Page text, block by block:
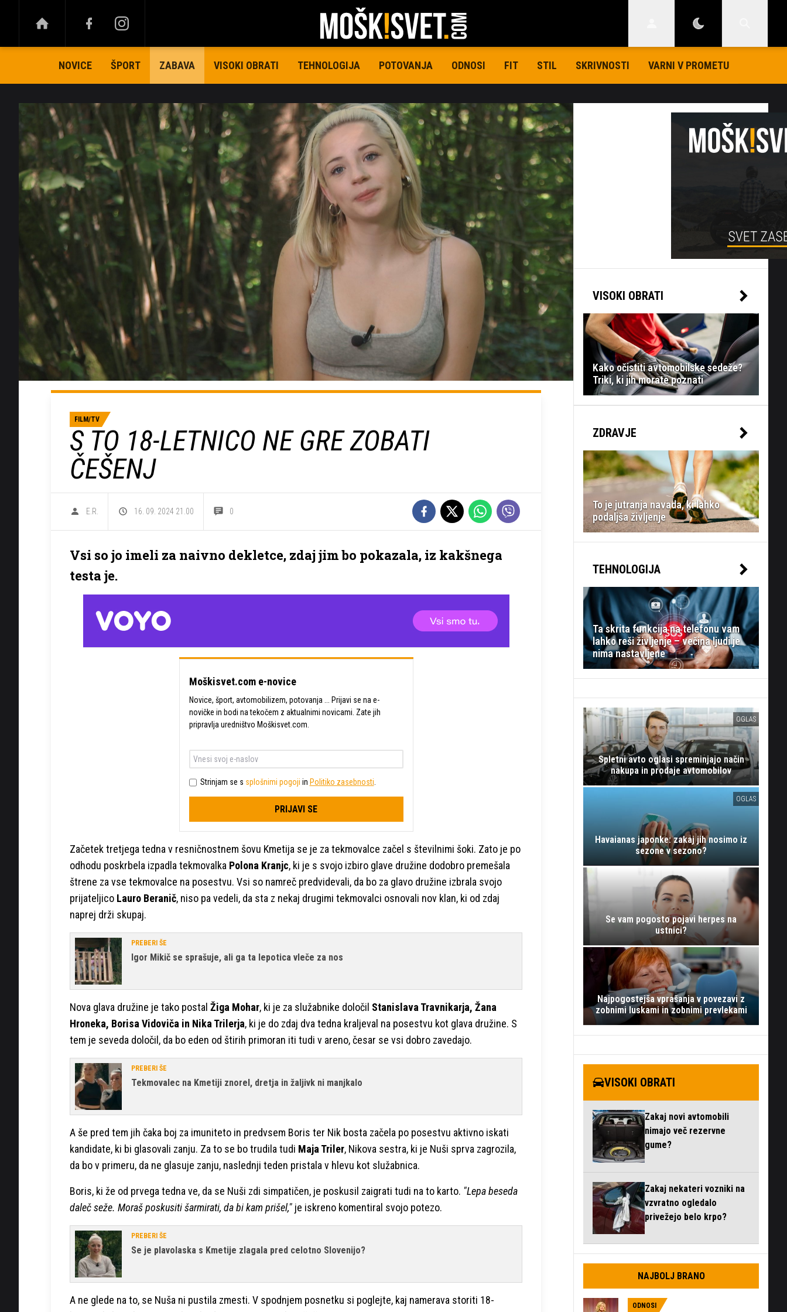
NOVICE ŠPORT ZABAVA VISOKI OBRATI TEHNOLOGIJA POTOVANJA ODNOSI FIT STIL SKRIVNOSTI VARNI V PROMETU
FILM/TV
S TO 18-LETNICO NE GRE ZOBATI
ČEŠENJ
E.R. 16. 09. 2024 21.00 0
Vsi so jo imeli za naivno dekletce, zdaj jim bo pokazala, iz kakšnega
testa je.
Moškisvet.com e-novice
Novice, šport, avtomobilizem, potovanja ... Prijavi se na e-
novičke in bodi na tekočem z aktualnimi novicami. Zate jih
pripravlja uredništvo Moškisvet.com.
Strinjam se s splošnimi pogoji in Politiko zasebnosti
PRIJAVI SE
Začetek tretjega tedna v resničnostnem šovu Kmetija se je za tekmovalce začel s številnimi šoki. Zato je po
odhodu poskrbela izpadla tekmovalka Polona Kranjc, ki je s svojo izbiro glave družine dodobro premešala
štrene za vse tekmovalce na posestvu. Vsi so namreč predvidevali, da bo za glavo družine izbrala svojo
prijateljico Lauro Beranič, niso pa vedeli, da sta z nekaj drugimi tekmovalci osnovali nov klan, ki od zdaj
naprej drži skupaj.
PREBERI ŠE
Igor Mikič se sprašuje, ali ga ta lepotica vleče za nos
Nova glava družine je tako postal Žiga Mohar, ki je za služabnike določil Stanislava Travnikarja, Žana
Hroneka, Borisa Vidoviča in Nika Trilerja, ki je do zdaj dva tedna kraljeval na posestvu kot glava družine. S
tem je seveda določil, da bo eden od štirih primoran iti tudi v areno, česar se vsi dobro zavedajo.
PREBERI ŠE
Tekmovalec na Kmetiji znorel, dretja in žaljivk ni manjkalo
A še pred tem jih čaka boj za imuniteto in predvsem Boris ter Nik bosta začela po posestvu aktivno iskati
kandidate, ki bi glasovali zanju. Za to se bo trudila tudi Maja Triler, Nikova sestra, ki je Nuši sprva zagrozila,
da bo v primeru, da ne glasuje zanju, naslednji teden pristala v hlevu kot služabnica.
Boris, ki že od prvega tedna ve, da se Nuši zdi simpatičen, je poskusil zaigrati tudi na to karto. "Lepa beseda
daleč seže. Moraš poskusiti šarmirati, da bi kam prišel," je iskreno komentiral svojo potezo.
PREBERI ŠE
Se je plavolaska s Kmetije zlagala pred celotno Slovenijo?
A ne glede na to, se Nuša ni pustila zmesti. V spodnjem posnetku si poglejte, kaj namerava storiti 18-
VISOKI OBRATI
Kako očistiti avtomobilske sedeže?
Triki, ki jih morate poznati
ZDRAVJE
To je jutranja navada, ki lahko
podaljša življenje
TEHNOLOGIJA
Ta skrita funkcija na telefonu vam
lahko reši življenje – večina ljudi je
nima nastavljene
OGLAS
Spletni avto oglasi spreminjajo način
nakupa in prodaje avtomobilov
OGLAS
Havaianas japonke: zakaj jih nosimo iz
sezone v sezono?
Se vam pogosto pojavi herpes na
ustnici?
Najpogostejša vprašanja v povezavi z
zobnimi luskami in zobnimi prevlekami
VISOKI OBRATI
Zakaj novi avtomobili
nimajo več rezervne
gume?
Zakaj nekateri vozniki na
vzvratno ogledalo
privežejo belo krpo?
NAJBOLJ BRANO
ODNOSI